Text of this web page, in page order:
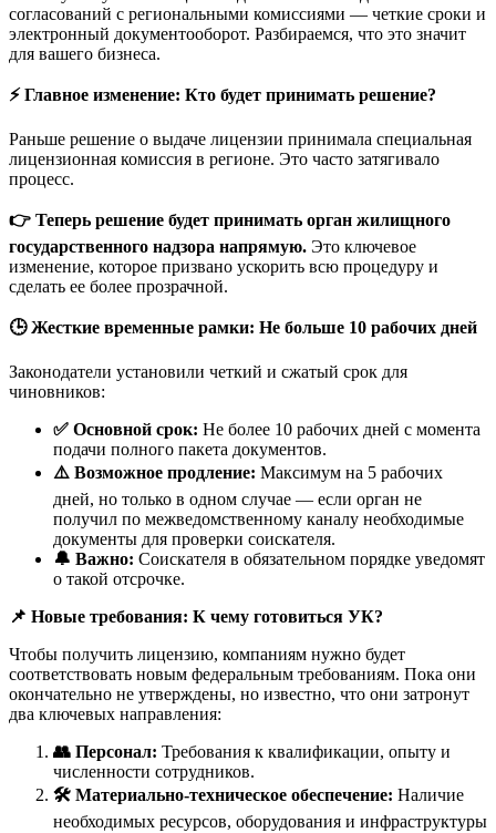
согласований с региональными комиссиями — четкие сроки и
электронный документооборот. Разбираемся, что это значит
для вашего бизнеса.
⚡ Главное изменение: Кто будет принимать решение?
Раньше решение о выдаче лицензии принимала специальная
лицензионная комиссия в регионе. Это часто затягивало
процесс.
👉 Теперь решение будет принимать орган жилищного
государственного надзора напрямую. Это ключевое
изменение, которое призвано ускорить всю процедуру и
сделать ее более прозрачной.
🕒 Жесткие временные рамки: Не больше 10 рабочих дней
Законодатели установили четкий и сжатый срок для
чиновников:
✅ Основной срок: Не более 10 рабочих дней с момента
подачи полного пакета документов.
⚠️ Возможное продление: Максимум на 5 рабочих
дней, но только в одном случае — если орган не
получил по межведомственному каналу необходимые
документы для проверки соискателя.
🔔 Важно: Соискателя в обязательном порядке уведомят
о такой отсрочке.
📌 Новые требования: К чему готовиться УК?
Чтобы получить лицензию, компаниям нужно будет
соответствовать новым федеральным требованиям. Пока они
окончательно не утверждены, но известно, что они затронут
два ключевых направления:
👥 Персонал: Требования к квалификации, опыту и
численности сотрудников.
🛠️ Материально-техническое обеспечение: Наличие
необходимых ресурсов, оборудования и инфраструктуры